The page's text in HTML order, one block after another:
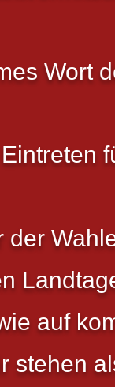
Wort
Eintreten
der
auf
stehen